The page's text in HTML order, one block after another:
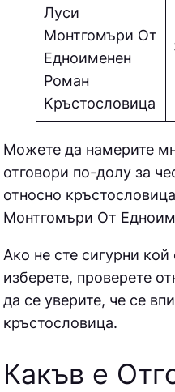
Луси
Монтгомъри От
Едноименен
Роман
Кръстословица
Можете да намерите
отговори по-долу за
относно
Монтгомъри От
Ако не сте сигурни
изберете, проверете
да се уверите, че се
кръстословица.
Какъв е